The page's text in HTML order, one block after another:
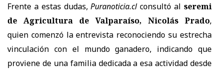
Frente a estas dudas,Puranoticia.clconsultó alseremi
de Agricultura de Valparaíso, Nicolás Prado,
quien comenzó la entrevista reconociendo su estrecha
vinculación con el mundo ganadero, indicando que
proviene de una familia dedicada a esa actividad desde